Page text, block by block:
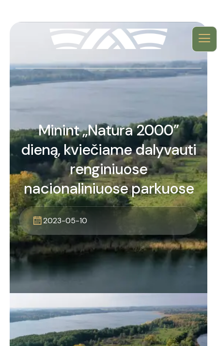
Minint „Natura 2000”
dieną, kviečiame dalyvauti
renginiuose
nacionaliniuose parkuose
2023-05-10